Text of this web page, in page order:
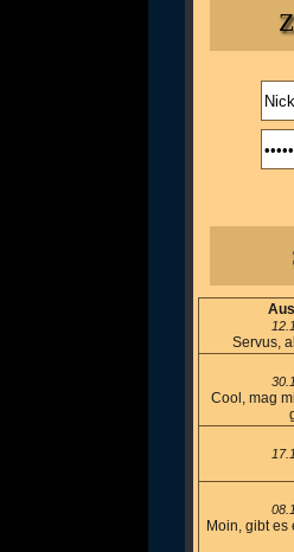
Servus,
Cool, mag
Moin, gibt es